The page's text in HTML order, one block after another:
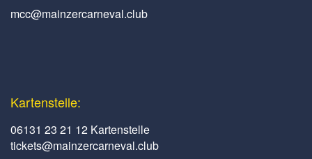
mcc@mainzercarneval.club
Kartenstelle:
06131 23 21 12 Kartenstelle
tickets@mainzercarneval.club